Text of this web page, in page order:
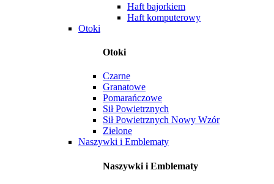
Haft bajorkiem
Haft komputerowy
Otoki
Otoki
Czarne
Granatowe
Pomarańczowe
Sił Powietrznych
Sił Powietrznych Nowy Wzór
Zielone
Naszywki i Emblematy
Naszywki i Emblematy